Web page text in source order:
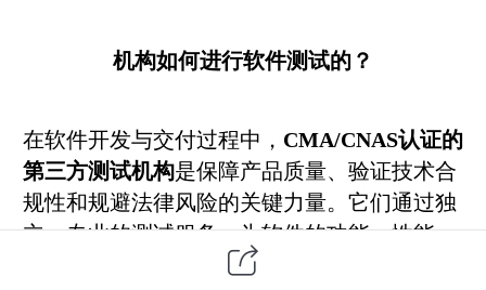
机构如何进行软件测试的？
在软件开发与交付过程中， CMA/CNAS认证的
第三方测试机构是保障产品质量、验证技术合
规性和规避法律风险的关键力量。它们通过独
立、专业的测试服务，为软件的功能、性能、
安全性等维度提供权威评估。那么，什么是